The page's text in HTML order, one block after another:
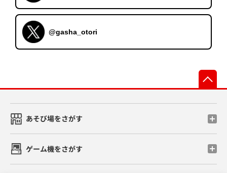
@gasha_otori
あそび場をさがす
ゲーム機をさがす